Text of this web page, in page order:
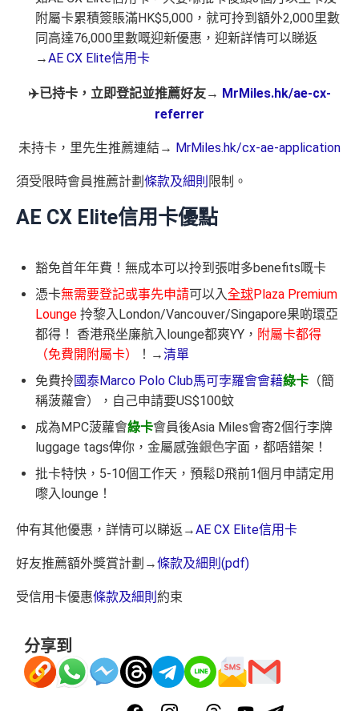
附屬卡累積簽賬滿HK$5,000，就可拎到額外2,000里數
同高達76,000里數嘅迎新優惠，迎新詳情可以睇返
→AE CX Elite信用卡
✈️已持卡，立即登記並推薦好友→ MrMiles.hk/ae-cx-
referrer
未持卡，里先生推薦連結→ MrMiles.hk/cx-ae-application
須受限時會員推薦計劃 條款及細則 限制。
AE CX Elite信用卡優點
豁免首年年費！無成本可以拎到張咁多benefits嘅卡
憑卡無需要登記或事先申請可以入全球Plaza Premium
Lounge 拎黎入London/Vancouver/Singapore果啲環亞
都得！ 香港飛坐廉航入lounge都爽YY， 附屬卡都得
（免費開附屬卡）
！→清單
免費拎國泰Marco Polo Club馬可孛羅會會藉綠卡 （簡
稱菠蘿會），自己申請要US$100蚊
成為MPC菠蘿會綠卡會員後Asia Miles會寄2個行李牌
luggage tags俾你，金屬感強銀色字面，都唔錯架！
批卡特快，5-10個工作天，預鬆D飛前1個月申請定用
嚟入lounge！
仲有其他優惠，詳情可以睇返→AE CX Elite信用卡
好友推薦額外獎賞計劃→條款及細則(pdf)
受信用卡優惠條款及細則 約束
分享到